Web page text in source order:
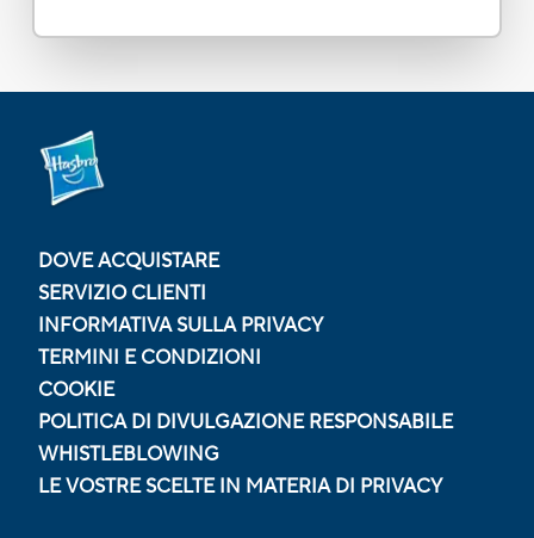
DOVE ACQUISTARE
SERVIZIO CLIENTI
INFORMATIVA SULLA PRIVACY
TERMINI E CONDIZIONI
COOKIE
POLITICA DI DIVULGAZIONE RESPONSABILE
WHISTLEBLOWING
LE VOSTRE SCELTE IN MATERIA DI PRIVACY